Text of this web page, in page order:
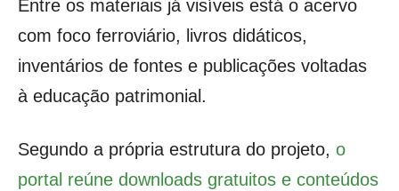
Entre os materiais já visíveis está o acervo
com foco ferroviário, livros didáticos,
inventários de fontes e publicações voltadas
à educação patrimonial.
Segundo a própria estrutura do projeto, o
portal reúne downloads gratuitos e conteúdos